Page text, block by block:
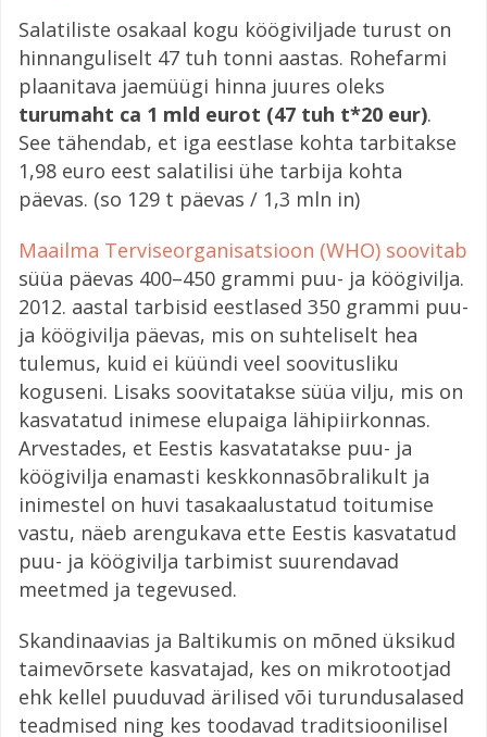
Salatiliste osakaal kogu köögiviljade turust on
hinnanguliselt 47 tuh tonni aastas. Rohefarmi
plaanitava jaemüügi hinna juures oleks
turumaht ca 1 mld eurot (47 tuh t*20 eur).
See tähendab, et iga eestlase kohta tarbitakse
1,98 euro eest salatilisi ühe tarbija kohta
päevas. (so 129 t päevas / 1,3 mln in)
Maailma Terviseorganisatsioon (WHO) soovitab
süüa päevas 400–450 grammi puu- ja köögivilja.
2012. aastal tarbisid eestlased 350 grammi puu-
ja köögivilja päevas, mis on suhteliselt hea
tulemus, kuid ei küündi veel soovitusliku
koguseni. Lisaks soovitatakse süüa vilju, mis on
kasvatatud inimese elupaiga lähipiirkonnas.
Arvestades, et Eestis kasvatatakse puu- ja
köögivilja enamasti keskkonnasõbralikult ja
inimestel on huvi tasakaalustatud toitumise
vastu, näeb arengukava ette Eestis kasvatatud
puu- ja köögivilja tarbimist suurendavad
meetmed ja tegevused.
Skandinaavias ja Baltikumis on mõned üksikud
taimevõrsete kasvatajad, kes on mikrotootjad
ehk kellel puuduvad ärilised või turundusalased
teadmised ning kes toodavad traditsioonilisel